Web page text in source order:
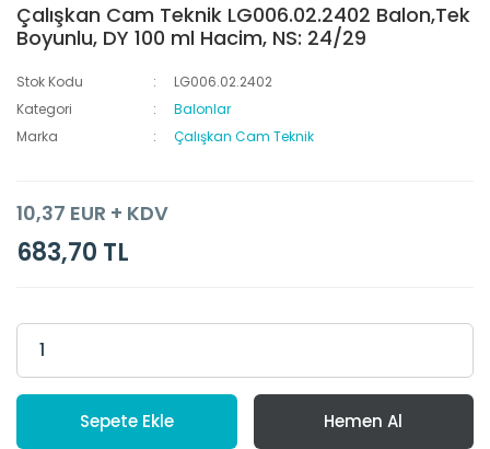
Çalışkan Cam Teknik LG006.02.2402 Balon,Tek
Boyunlu, DY 100 ml Hacim, NS: 24/29
Stok Kodu
LG006.02.2402
Kategori
Balonlar
Marka
Çalışkan Cam Teknik
10,37 EUR + KDV
683,70 TL
Sepete Ekle Hemen Al